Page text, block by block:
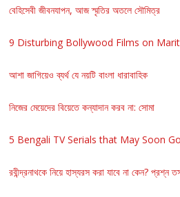
বেহিসেবী জীবনযাপন, আজ স্মৃতির অতলে সৌমিত্র
9 Disturbing Bollywood Films on
আশা জাগিয়েও ব্যর্থ যে নয়টি বাংলা ধারাবাহিক
নিজের মেয়েদের বিয়েতে কন্যাদান করব না: সোমা
5 Bengali TV Serials that May Soon
রবীন্দ্রনাথকে নিয়ে হাস্যরস করা যাবে না কেন? প্রশ্ন